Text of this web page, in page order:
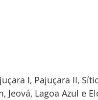
I, Pajuçara II,
Jeová, Lagoa Azul e